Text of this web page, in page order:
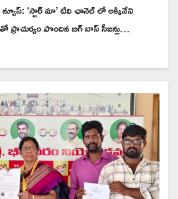
‘స్టార్ మా’ టివి ఛానెల్ లో అక్కినేని
ప్రాచుర్యం పొందిన బిగ్ బాస్ సీజన్లు…